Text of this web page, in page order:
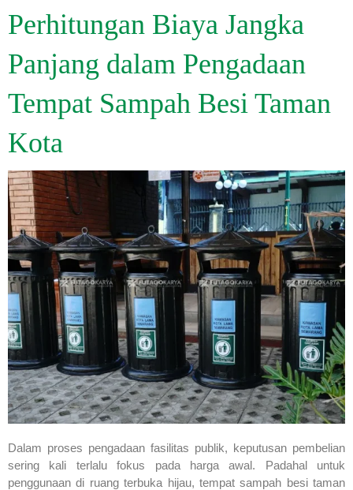
Perhitungan Biaya Jangka
Panjang dalam Pengadaan
Tempat Sampah Besi Taman
Kota
Dalam proses pengadaan fasilitas publik, keputusan pembelian
sering kali terlalu fokus pada harga awal. Padahal untuk
penggunaan di ruang terbuka hijau, tempat sampah besi taman